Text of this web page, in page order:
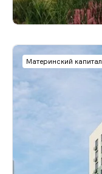
Материнский капитал